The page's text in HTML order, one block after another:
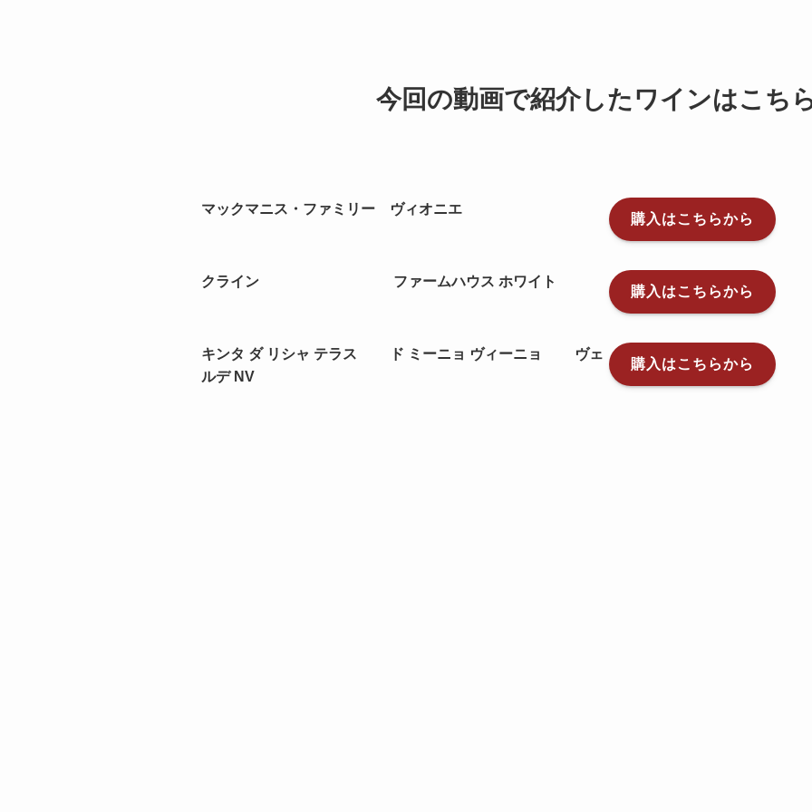
今回の動画で紹介したワインはこち
マックマニス・ファミリー ヴィオニエ
購入はこちらから
クライン ファームハウス ホワイト
購入はこちらから
キンタ ダ リシャ テラス ド ミーニョ ヴィーニョ ヴェ
ルデ NV
購入はこちらから